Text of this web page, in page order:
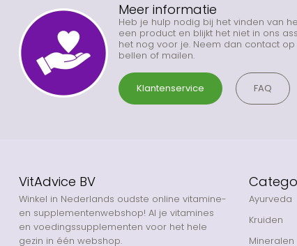
Meer informatie
Heb je hulp nodig bij het vinden van
een product en blijkt het niet in ons
het nog voor je. Neem dan contact
bellen of mailen.
Klantenservice FAQ
VitAdvice BV
Winkel in Nederlands oudste online vitamine-
en supplementenwebshop! Al je vitamines
en voedingssupplementen voor het hele
gezin in één webshop.
Ayurveda
Kruiden
Mineralen